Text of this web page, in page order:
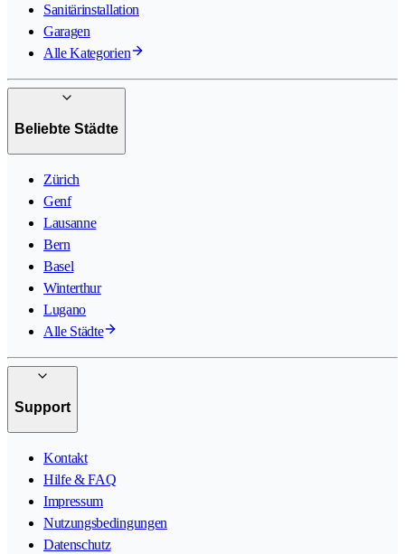
Sanitärinstallation
Garagen
Alle Kategorien
Beliebte Städte
Zürich
Genf
Lausanne
Bern
Basel
Winterthur
Lugano
Alle Städte
Support
Kontakt
Hilfe & FAQ
Impressum
Nutzungsbedingungen
Datenschutz